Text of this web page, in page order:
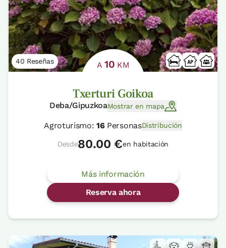
40 Reseñas A 10 KM
Txerturi Goikoa
Deba/GipuzkoaMostrar en mapa
Agroturismo:16PersonasDistribución
Desde80.00 €en habitación
Más información
Reserva ahora